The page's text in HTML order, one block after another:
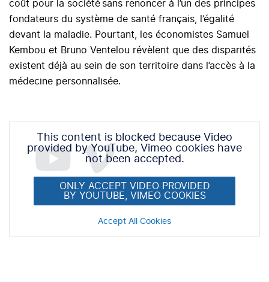
coût pour la société sans renoncer à l’un des principes
fondateurs du système de santé français, l’égalité
devant la maladie. Pourtant, les économistes Samuel
Kembou et Bruno Ventelou révèlent que des disparités
existent déjà au sein de son territoire dans l’accès à la
médecine personnalisée.
This content is blocked because Video
provided by YouTube, Vimeo cookies have
not been accepted.
ONLY ACCEPT VIDEO PROVIDED
BY YOUTUBE, VIMEO COOKIES
Accept All Cookies